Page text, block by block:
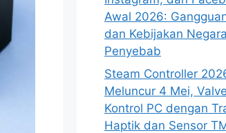
Awal 2026:
dan Kebijakan
Penyebab
Steam Controller
Meluncur 4 Mei,
Kontrol PC dengan
Haptik dan Sensor